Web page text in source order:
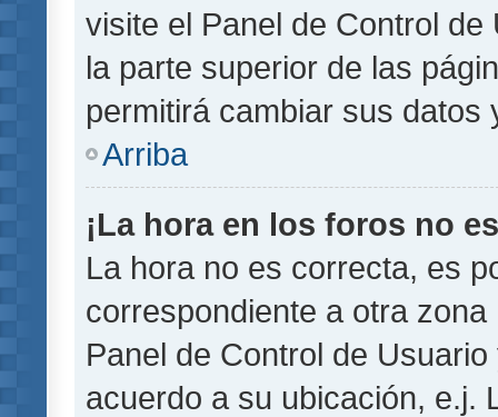
visite el Panel de Control
la parte superior de las
permitirá cambiar sus datos
Arriba
¡La hora en los foros no
La hora no es correcta, es
correspondiente a otra
Panel de Control de
acuerdo a su ubicación, e.j.